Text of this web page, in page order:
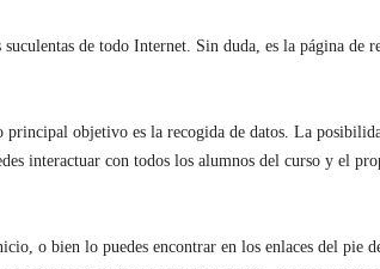
de todo Internet. Sin duda, es la página de
objetivo es la recogida de datos. La
interactuar con todos los alumnos del curso y el
o bien lo puedes encontrar en los enlaces del pie